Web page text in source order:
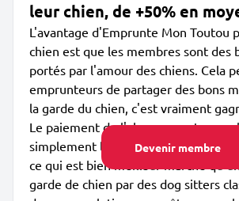
Devenir membre
leur chien, de +50% en
L'avantage d'Emprunte Mon Toutou
chien est que les membres sont des
portés par l'amour des chiens. Cela
emprunteurs de partager des bons
la garde du chien, c'est vraiment
Le paiement de l'abonnement
simplement les garanties et
ce qui est bien meilleur marché
garde de chien par des dog sitters